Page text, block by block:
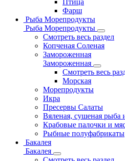
Птица
Фарш
Рыба Морепродукты
Рыба Морепродукты
Смотреть весь раздел
Копченая Соленая
Замороженная
Замороженная
Смотреть весь
Морская
Морепродукты
Икра
Пресервы Салаты
Вяленая, сушеная рыба
Крабовые палочки и
Рыбные полуфабрикаты
Бакалея
Бакалея